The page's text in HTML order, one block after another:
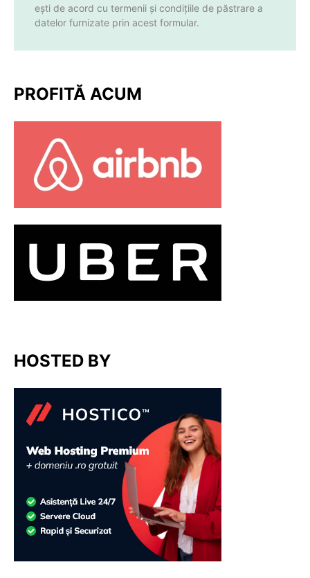
ești de acord cu termenii și condițiile de păstrare a
datelor furnizate prin acest formular.
PROFITĂ ACUM
HOSTED BY